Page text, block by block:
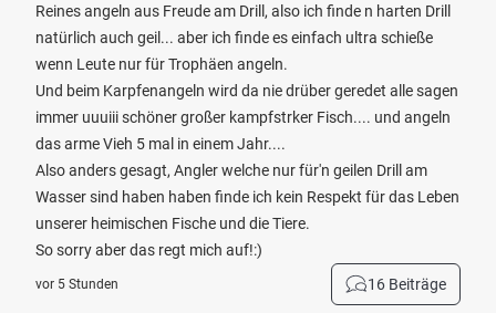
Reines angeln aus Freude am Drill, also ich finde n harten Drill
natürlich auch geil... aber ich finde es einfach ultra schieße
wenn Leute nur für Trophäen angeln.
Und beim Karpfenangeln wird da nie drüber geredet alle sagen
immer uuuiii schöner großer kampfstrker Fisch.... und angeln
das arme Vieh 5 mal in einem Jahr....
Also anders gesagt, Angler welche nur für'n geilen Drill am
Wasser sind haben haben finde ich kein Respekt für das Leben
unserer heimischen Fische und die Tiere.
So sorry aber das regt mich auf!:)
vor 5 Stunden 16 Beiträge